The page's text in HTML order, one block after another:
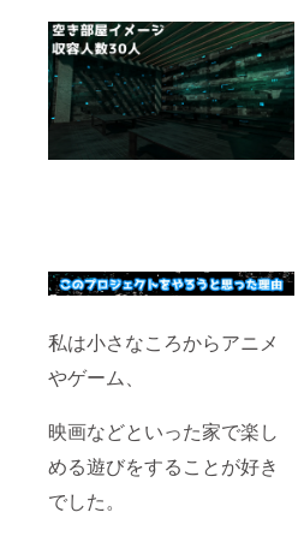
私は小さなころからアニメ
やゲーム、
映画などといった家で楽し
める遊びをすることが好き
でした。